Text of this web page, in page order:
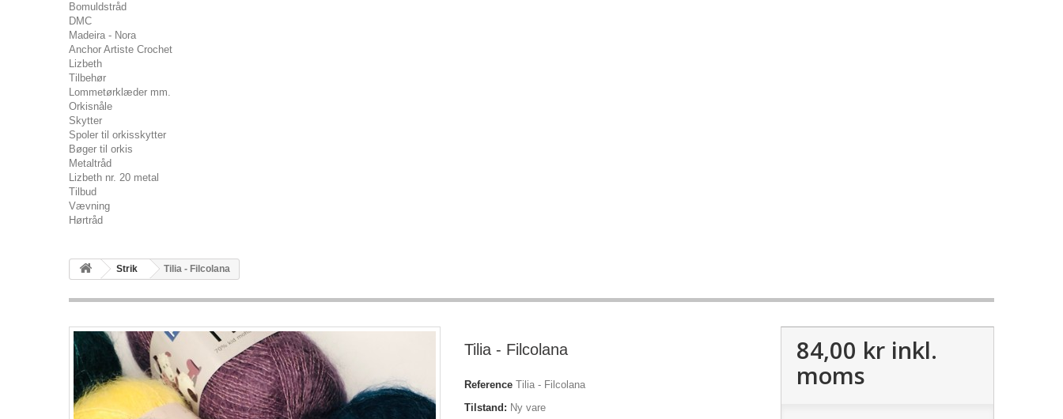
Bomuldstråd
DMC
Madeira - Nora
Anchor Artiste Crochet
Lizbeth
Tilbehør
Lommetørklæder mm.
Orkisnåle
Skytter
Spoler til orkisskytter
Bøger til orkis
Metaltråd
Lizbeth nr. 20 metal
Tilbud
Vævning
Hørtråd
Strik Tilia - Filcolana
Tilia - Filcolana
Reference Tilia - Filcolana
Tilstand: Ny vare
84,00 krinkl.
moms